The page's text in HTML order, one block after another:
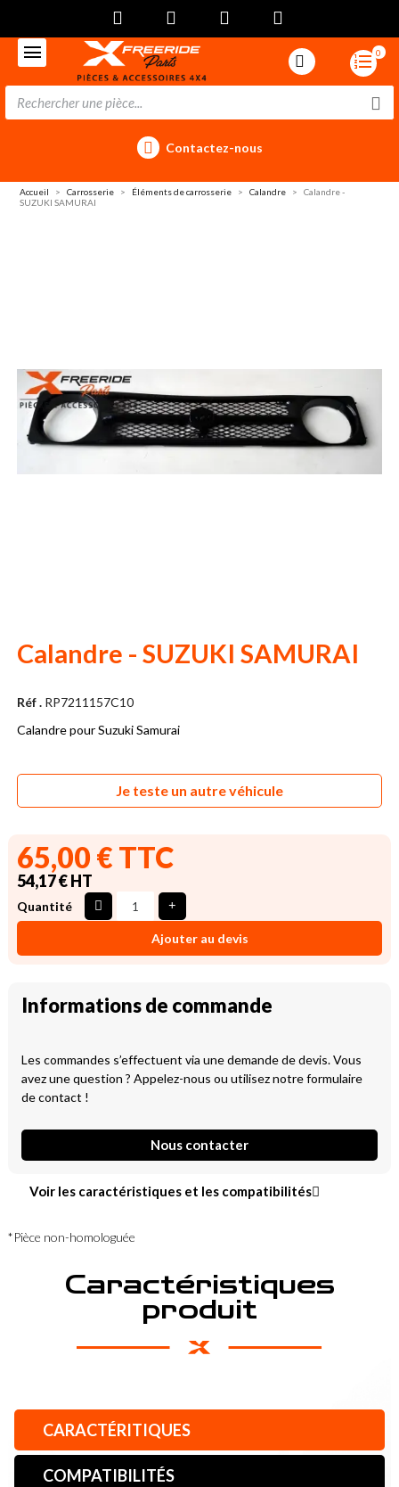
0
Contactez-nous
Accueil Carrosserie Éléments de carrosserie Calandre
Calandre -
SUZUKI SAMURAI
Calandre - SUZUKI SAMURAI
Réf . RP7211157C10
Calandre pour Suzuki Samurai
Je teste un autre véhicule
65,00 € TTC
54,17 € HT
Quantité
Ajouter au devis
Informations de commande
Les commandes s’effectuent via une demande de devis. Vous
avez une question ? Appelez-nous ou utilisez notre formulaire
de contact !
Nous contacter
Voir les caractéristiques et les compatibilités
*Pièce non-homologuée
Caractéristiques
produit
CARACTÉRITIQUES
COMPATIBILITÉS